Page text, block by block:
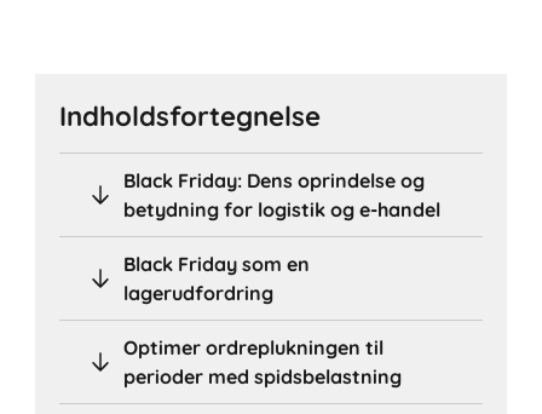
Indholdsfortegnelse
Black Friday: Dens oprindelse og
betydning for logistik og e-handel
Black Friday som en
lagerudfordring
Optimer ordreplukningen til
perioder med spidsbelastning